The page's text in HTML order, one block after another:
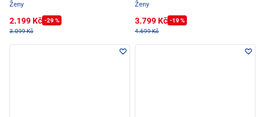
Ženy
2.199 Kč -29 %
3.099 Kč
Ženy
3.799 Kč -19 %
4.699 Kč